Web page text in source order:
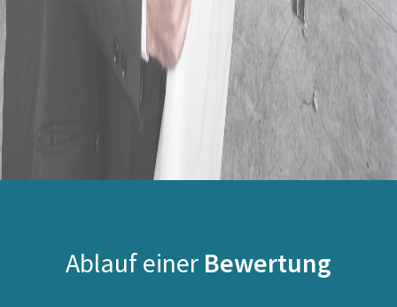
Ablauf einer Bewertung